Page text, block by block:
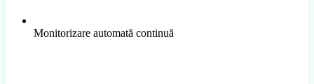
Monitorizare automată continuă